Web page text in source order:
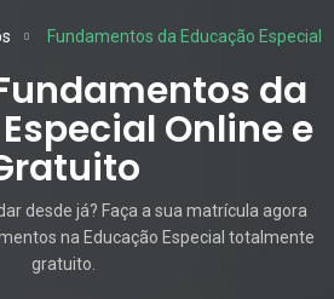
Fundamentos da Educação Especial
da
Online e
desde já? Faça a sua matrícula agora
na Educação Especial totalmente
gratuito.